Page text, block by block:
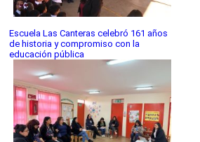
Escuela Las Canteras celebró 161 años
de historia y compromiso con la
educación pública